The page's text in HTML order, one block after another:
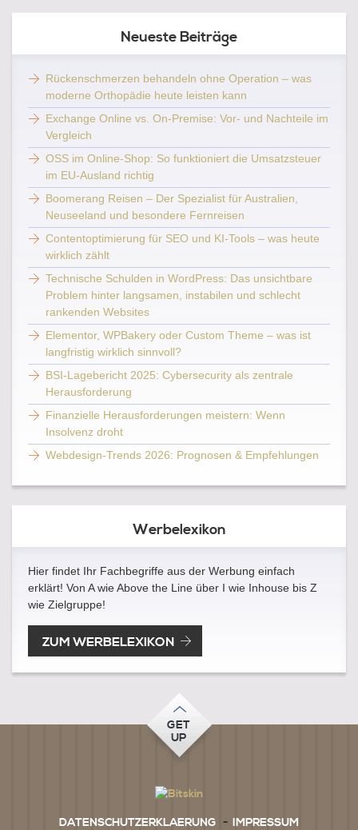
Neueste Beiträge
Rückenschmerzen behandeln ohne Operation – was
moderne Orthopädie heute leisten kann
Exchange Online vs. On-Premise: Vor- und Nachteile im
Vergleich
OSS im Online-Shop: So funktioniert die Umsatzsteuer
im EU-Ausland richtig
Boomerang Reisen – Der Spezialist für Australien,
Neuseeland und besondere Fernreisen
Contentoptimierung für SEO und KI-Tools – was heute
wirklich zählt
Technische Schulden in WordPress: Das unsichtbare
Problem hinter langsamen, instabilen und schlecht
rankenden Websites
Elementor, WPBakery oder Custom Theme – was ist
langfristig wirklich sinnvoll?
BSI-Lagebericht 2025: Cybersecurity als zentrale
Herausforderung
Finanzielle Herausforderungen meistern: Wenn
Insolvenz droht
Webdesign-Trends 2026: Prognosen & Empfehlungen
Werbelexikon
Hier findet Ihr Fachbegriffe aus der Werbung einfach
erklärt! Von A wie Above the Line über I wie Inhouse bis Z
wie Zielgruppe!
ZUM WERBELEXIKON
GET
UP
DATENSCHUTZERKLAERUNG - IMPRESSUM